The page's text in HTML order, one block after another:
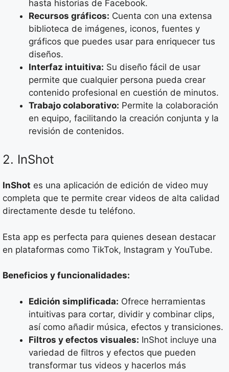
hasta historias de Facebook.
Recursos gráficos: Cuenta con una extensa
biblioteca de imágenes, iconos, fuentes y
gráficos que puedes usar para enriquecer tus
diseños.
Interfaz intuitiva: Su diseño fácil de usar
permite que cualquier persona pueda crear
contenido profesional en cuestión de minutos.
Trabajo colaborativo: Permite la colaboración
en equipo, facilitando la creación conjunta y la
revisión de contenidos.
2. InShot
InShot es una aplicación de edición de video muy
completa que te permite crear videos de alta calidad
directamente desde tu teléfono.
Esta app es perfecta para quienes desean destacar
en plataformas como TikTok, Instagram y YouTube.
Beneficios y funcionalidades:
Edición simplificada: Ofrece herramientas
intuitivas para cortar, dividir y combinar clips,
así como añadir música, efectos y transiciones.
Filtros y efectos visuales: InShot incluye una
variedad de filtros y efectos que pueden
transformar tus videos y hacerlos más